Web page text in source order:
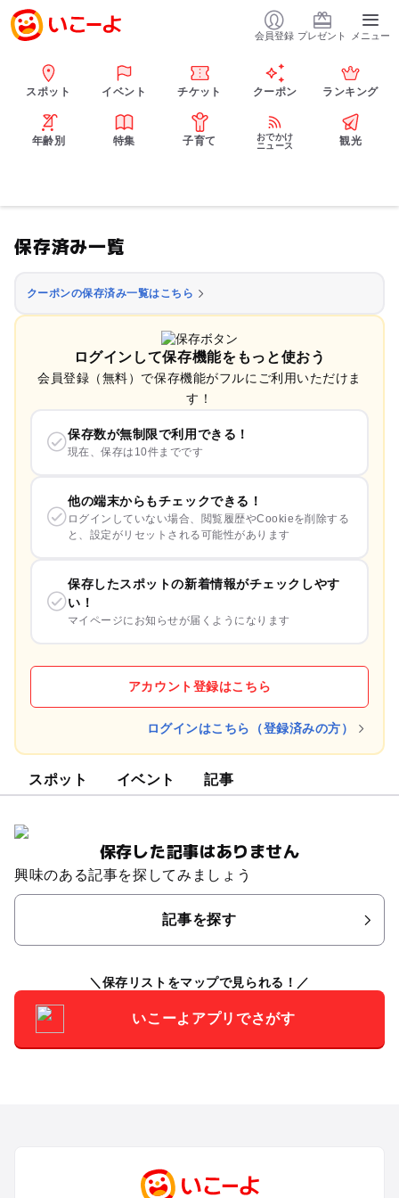
会員登録 プレゼント メニュー
スポット イベント チケット クーポン ランキング
年齢別 特集 子育て
おでかけ
ニュース
観光
保存済み一覧
クーポンの保存済み一覧はこちら
ログインして保存機能をもっと使おう
会員登録（無料）で保存機能がフルにご利用いただけま
す！
保存数が無制限で利用できる！
現在、保存は10件までです
他の端末からもチェックできる！
ログインしていない場合、閲覧履歴やCookieを削除する
と、設定がリセットされる可能性があります
保存したスポットの新着情報がチェックしやす
い！
マイページにお知らせが届くようになります
アカウント登録はこちら
ログインはこちら（登録済みの方）
スポット イベント 記事
保存した記事はありません
興味のある記事を探してみましょう
記事を探す
保存リストをマップで見られる！
いこーよアプリでさがす